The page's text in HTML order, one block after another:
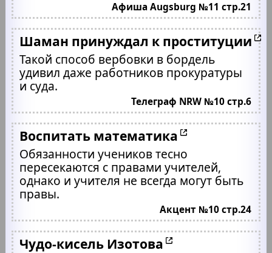
Афиша Augsburg №11 стр.21
Шаман принуждал к проституции
Такой способ вербовки в бордель
удивил даже работников прокуратуры
и суда.
Телеграф NRW №10 стр.6
Воспитать математика
Обязанности учеников тесно
пересекаются с правами учителей,
однако и учителя не всегда могут быть
правы.
Акцент №10 стр.24
Чудо-кисель Изотова